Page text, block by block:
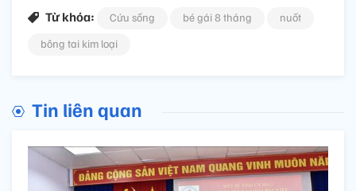
Từ khóa: Cứu sống bé gái 8 tháng
nuốt
bông tai kim loại
Tin liên quan